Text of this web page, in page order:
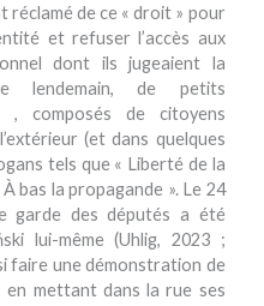
réclamé de ce « droit » pour
et refuser l’accès aux
dont ils jugeaient la
lendemain, de petits
, composés de citoyens
(et dans quelques
tels que « Liberté de la
bas la propagande ». Le 24
garde des députés a été
lui-même (Uhlig, 2023 ;
faire une démonstration de
en mettant dans la rue ses